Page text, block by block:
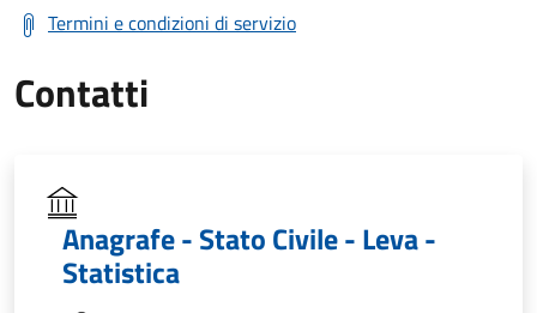
Termini e condizioni di servizio
Contatti
Anagrafe - Stato Civile - Leva -
Statistica